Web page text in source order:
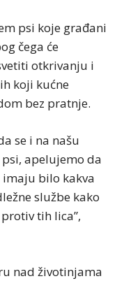
psi koje građani
čega će
otkrivanju i
koji kućne
bez pratnje.
se i na našu
apelujemo da
bilo kakva
službe kako
tih lica”,
nad životinjama